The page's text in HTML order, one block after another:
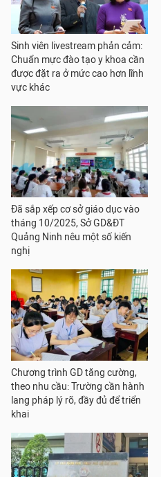
Sinh viên livestream phản cảm:
Chuẩn mực đào tạo y khoa cần
được đặt ra ở mức cao hơn lĩnh
vực khác
Đã sắp xếp cơ sở giáo dục vào
tháng 10/2025, Sở GD&ĐT
Quảng Ninh nêu một số kiến
nghị
Chương trình GD tăng cường,
theo nhu cầu: Trường cần hành
lang pháp lý rõ, đầy đủ để triển
khai